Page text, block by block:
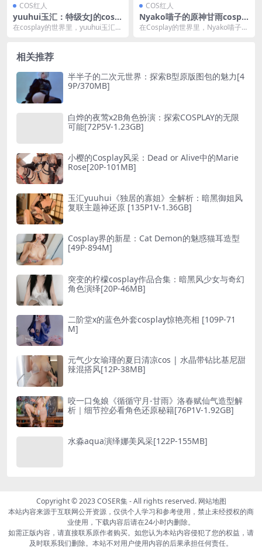
COS红人
yuuhui玉汇：特级女J的cospl
ay风采 [76P-1.25GB]
在cosplay的世界里，yuuhui玉汇以
COS红人
Nyako喵子的原神甘雨cospla
y惊艳之作 [79P-348MB]
在Cosplay的世界里，Nyako喵子以
相关推荐
半半子的二次元世界：探索B型原版图包的魅力[4
9P/370MB]
白烨的夜莺x2B角色扮演：探索COSPLAY的无限
可能[72P5V-1.23GB]
小樱的Cosplay风采：Dead or Alive中的Marie
Rose[20P-101MB]
玉汇yuuhui《独居的寡姐》全解析：暗黑御姐风
复联主题神还原 [135P1V-1.36GB]
Cosplay界的新星：Cat Demon的魅惑猫耳造型
[49P-894M]
突变的柠檬cosplay作品合集：暗黑风少女与奇幻
角色演绎[20P-46MB]
二阶堂x的蓝色外套cosplay惊艳亮相 [109P-71
M]
元气少女瑜瑾的夏日清凉cos | 水晶带钻比基尼甜
辣混搭风[12P-38MB]
咬一口兔娘《循循守月-甘雨》洛春赋仙气造型解
析｜细节控必看角色还原秘籍[76P1V-1.92GB]
水淼aqua演绎娜美风采[122P-155MB]
Copyright © 2023COSER集- All rights reserved. 网站地图
本站内容来源于互联网公开资源，仅供个人学习和参考使用，禁止未经授权的商
业使用，下载内容后请在24小时内删除。
如需正版内容，请直接联系原作者购买。如您认为本站内容侵犯了您的权益，请
及时联系我们删除。本站不对用户使用内容的后果承担任何责任。